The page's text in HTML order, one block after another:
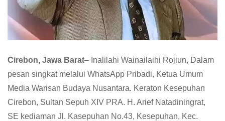
Cirebon, Jawa Barat– Inalilahi Wainailaihi Rojiun, Dalam
pesan singkat melalui WhatsApp Pribadi, Ketua Umum
Media Warisan Budaya Nusantara. Keraton Kesepuhan
Cirebon, Sultan Sepuh XIV PRA. H. Arief Natadiningrat,
SE kediaman Jl. Kasepuhan No.43, Kesepuhan, Kec.